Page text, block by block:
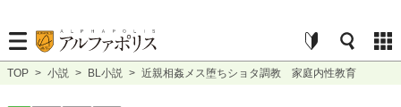
TOP > 小説 > BL小説 > 近親相姦メス堕ちショタ調教 家庭内性教育